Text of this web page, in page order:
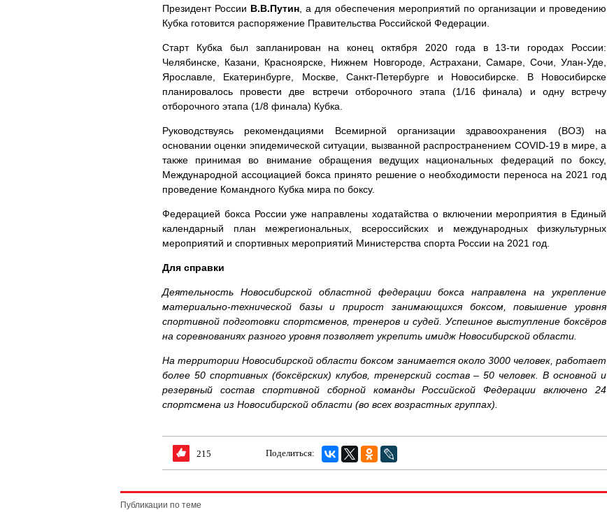
Президент России В.В.Путин , а для обеспечения мероприятий по организации и проведению
Кубка готовится распоряжение Правительства Российской Федерации.
Старт Кубка был запланирован на конец октября 2020 года в 13-ти городах России:
Челябинске, Казани, Красноярске, Нижнем Новгороде, Астрахани, Самаре, Сочи, Улан-Уде,
Ярославле, Екатеринбурге, Москве, Санкт-Петербурге и Новосибирске. В Новосибирске
планировалось провести две встречи отборочного этапа (1/16 финала) и одну встречу
отборочного этапа (1/8 финала) Кубка.
Руководствуясь рекомендациями Всемирной организации здравоохранения (ВОЗ) на
основании оценки эпидемической ситуации, вызванной распространением COVID-19 в мире, а
также принимая во внимание обращения ведущих национальных федераций по боксу,
Международной ассоциацией бокса принято решение о необходимости переноса на 2021 год
проведение Командного Кубка мира по боксу.
Федерацией бокса России уже направлены ходатайства о включении мероприятия в Единый
календарный план межрегиональных, всероссийских и международных физкультурных
мероприятий и спортивных мероприятий Министерства спорта России на 2021 год.
Для справки
Деятельность Новосибирской областной федерации бокса направлена на укрепление
материально-технической базы и прирост занимающихся боксом, повышение уровня
спортивной подготовки спортсменов, тренеров и судей. Успешное выступление боксёров
на соревнованиях разного уровня позволяет укрепить имидж Новосибирской области.
На территории Новосибирской области боксом занимается около 3000 человек, работает
более 50 спортивных (боксёрских) клубов, тренерский состав – 50 человек. В основной и
резервный состав спортивной сборной команды Российской Федерации включено 24
спортсмена из Новосибирской области (во всех возрастных группах).
215 Поделиться:
Публикации по теме